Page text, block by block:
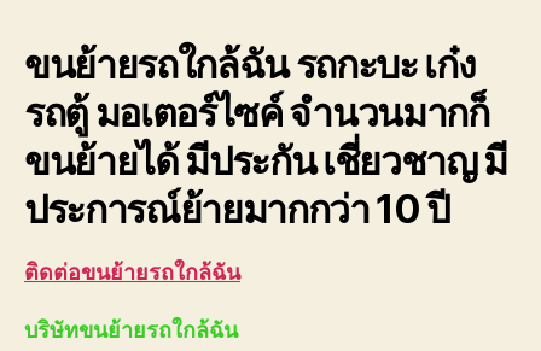
ขนย้ายรถใกล้ฉัน รถกะบะ เก๋ง
รถตู้ มอเตอร์ไซค์ จำนวนมากก็
ขนย้ายได้ มีประกัน เชี่ยวชาญ มี
ประการณ์ย้ายมากกว่า 10 ปี
ติดต่อขนย้ายรถใกล้ฉัน
บริษัทขนย้ายรถใกล้ฉัน